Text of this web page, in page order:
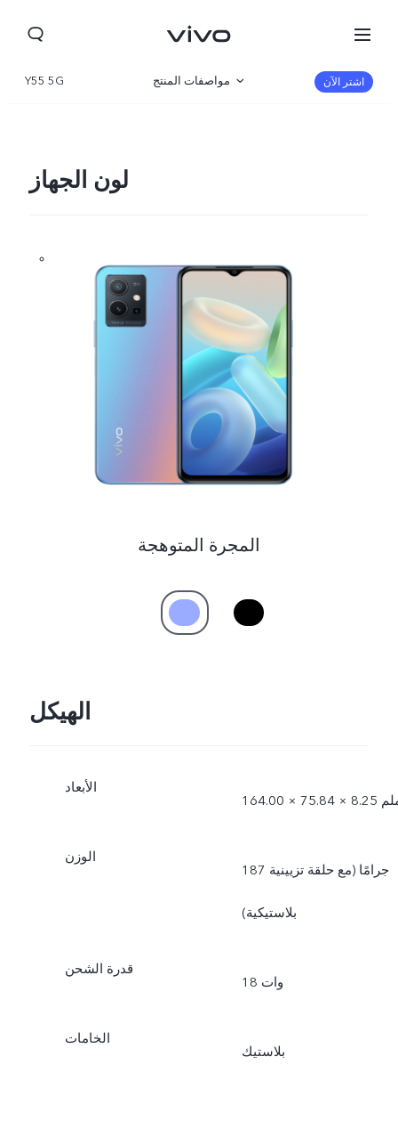
UAE(AR) | حدد البلد/المنطقة
Y55 5G مواصفات المنتج اشتر الآن
لون الجهاز
المجرة المتوهجة
الهيكل
الأبعاد
75.84 × 8.25 ملم
الوزن
187 جرامًا (مع حلقة تزيينية
بلاستيكية)
قدرة الشحن
18 وات
الخامات
بلاستيك